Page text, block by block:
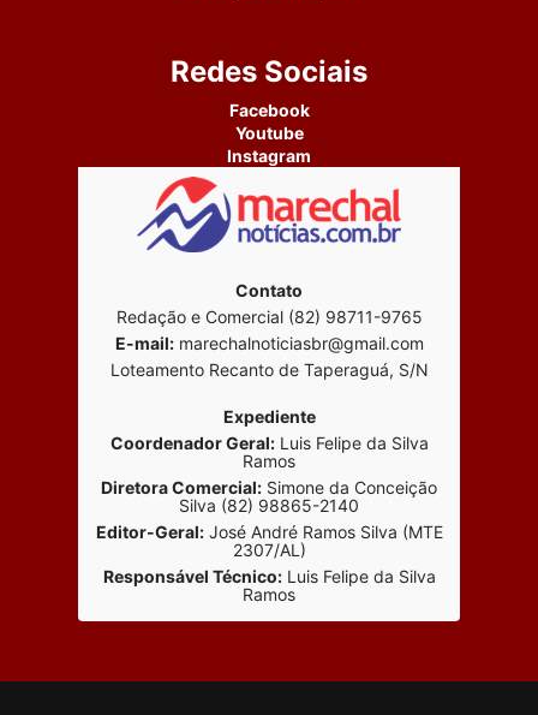
Redes Sociais
Facebook
Youtube
Instagram
Contato
Redação e Comercial (82) 98711-9765
E-mail:marechalnoticiasbr@gmail.com
Loteamento Recanto de Taperaguá, S/N
Expediente
Coordenador Geral:Luis Felipe da Silva
Ramos
Diretora Comercial: Simone da Conceição
Silva (82) 98865-2140
Editor-Geral:José André Ramos Silva (MTE
2307/AL)
Responsável Técnico:Luis Felipe da Silva
Ramos